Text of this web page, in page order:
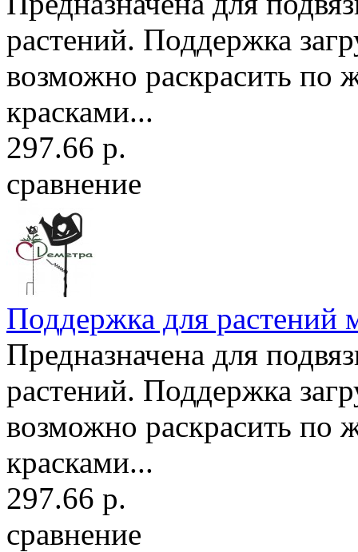
растений. Поддержка
возможно раскрасить по
красками...
297.66 р.
сравнение
Поддержка для растений
Предназначена для
растений. Поддержка
возможно раскрасить по
красками...
297.66 р.
сравнение